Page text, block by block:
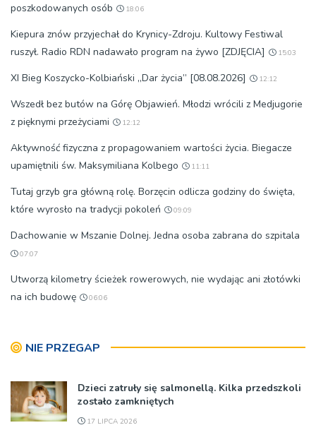
poszkodowanych osób
18:06
Kiepura znów przyjechał do Krynicy-Zdroju. Kultowy Festiwal
ruszył. Radio RDN nadawało program na żywo [ZDJĘCIA]
15:03
XI Bieg Koszycko-Kolbiański „Dar życia” [08.08.2026] 12:12
Wszedł bez butów na Górę Objawień. Młodzi wrócili z Medjugorie
z pięknymi przeżyciami
12:12
Aktywność fizyczna z propagowaniem wartości życia. Biegacze
upamiętnili św. Maksymiliana Kolbego
11:11
Tutaj grzyb gra główną rolę. Borzęcin odlicza godziny do święta,
które wyrosło na tradycji pokoleń
09:09
Dachowanie w Mszanie Dolnej. Jedna osoba zabrana do szpitala
07:07
Utworzą kilometry ścieżek rowerowych, nie wydając ani złotówki
na ich budowę
06:06
NIE PRZEGAP
Dzieci zatruły się salmonellą. Kilka przedszkoli
zostało zamkniętych
17 LIPCA 2026